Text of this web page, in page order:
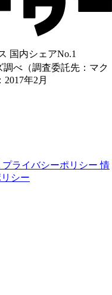
国内シェアNo.1
べ（調査委託先：マク
年2月
プライバシーポリシー情
シー